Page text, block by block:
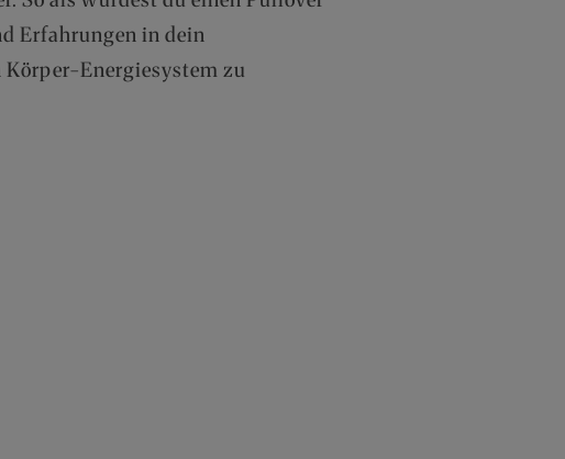
Erfahrungen in dein
Energiesystem zu